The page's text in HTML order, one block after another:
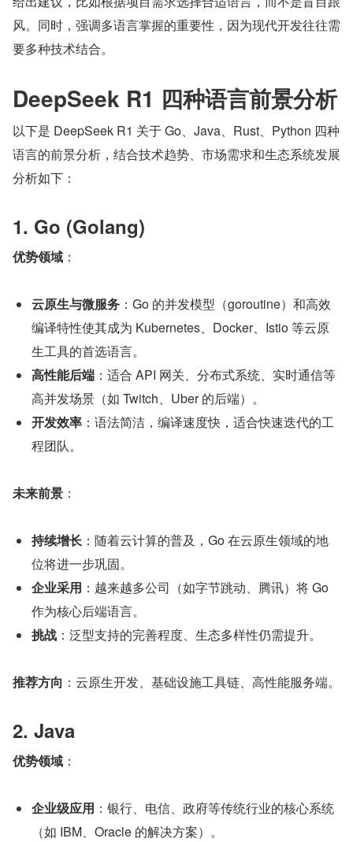
风。同时，强调多语言掌握的重要性，因为现代开发往往需
要多种技术结合。
DeepSeek R1 四种语言前景分析
以下是 DeepSeek R1 关于 Go、Java、Rust、Python 四种
语言的前景分析，结合技术趋势、市场需求和生态系统发展
分析如下：
1. Go (Golang)
优势领域 ：
云原生与微服务 ：Go 的并发模型（goroutine）和高效
编译特性使其成为 Kubernetes、Docker、Istio 等云原
生工具的首选语言。
高性能后端 ：适合 API 网关、分布式系统、实时通信等
高并发场景（如 Twitch、Uber 的后端）。
开发效率 ：语法简洁，编译速度快，适合快速迭代的工
程团队。
未来前景 ：
持续增长 ：随着云计算的普及，Go 在云原生领域的地
位将进一步巩固。
企业采用 ：越来越多公司（如字节跳动、腾讯）将 Go
作为核心后端语言。
挑战 ：泛型支持的完善程度、生态多样性仍需提升。
推荐方向 ：云原生开发、基础设施工具链、高性能服务端。
2. Java
优势领域 ：
企业级应用 ：银行、电信、政府等传统行业的核心系统
（如 IBM、Oracle 的解决方案）。